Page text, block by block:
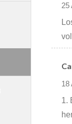
25
18
1.